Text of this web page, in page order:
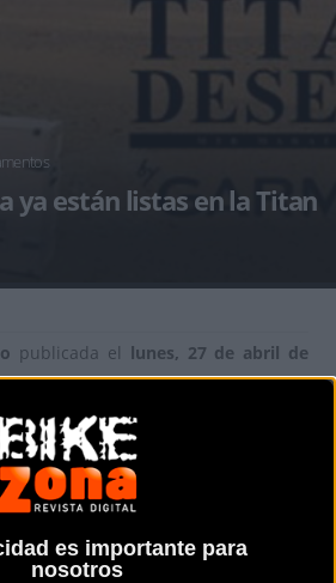
es importante para
nosotros
ya están listas en la Titan
publicada el lunes, 27 de abril de
sección deMTB